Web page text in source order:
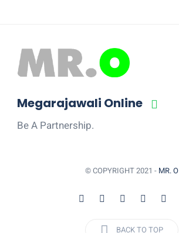
Megarajawali Online
Be A Partnership.
© COPYRIGHT 2021 - MR. O
BACK TO TOP